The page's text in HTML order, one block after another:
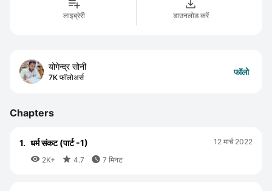
लाइब्रेरी डाउनलोड करें
योगेन्द्र सोनी
7K फॉलोअर्स
फॉलो
Chapters
1. धर्म संकट (पार्ट -1)
 2K+  4.7  7 मिनट
12 मार्च 2022